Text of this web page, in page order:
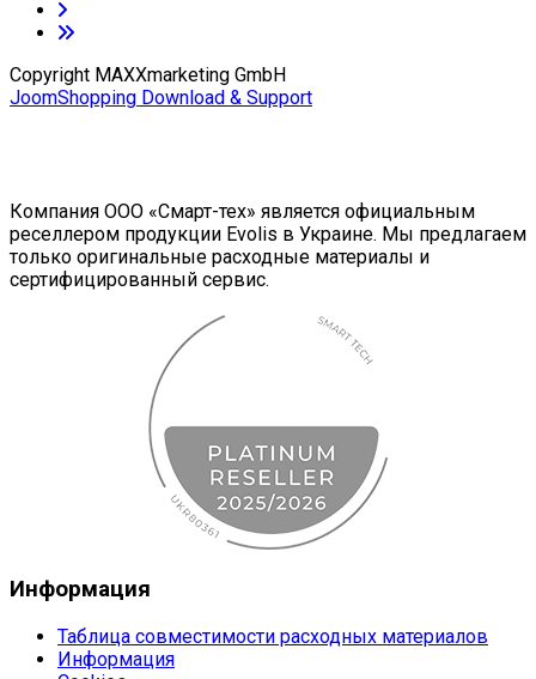
Copyright MAXXmarketing GmbH
JoomShopping Download & Support
Компания ООО «Смарт-тех» является официальным
реселлером продукции Evolis в Украине. Мы предлагаем
только оригинальные расходные материалы и
сертифицированный сервис.
Информация
Таблица совместимости расходных материалов
Информация